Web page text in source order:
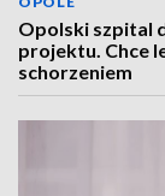
Opolski szpital
projektu. Chce
schorzeniem